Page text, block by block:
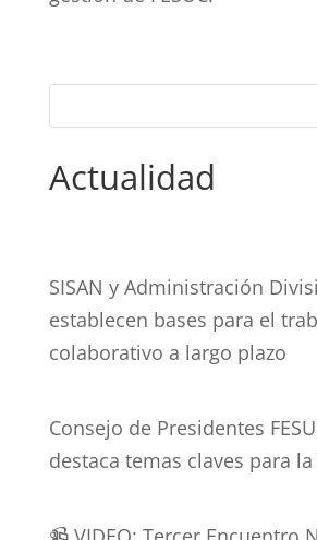
Actualidad
SISAN y Administración
establecen bases para el
colaborativo a largo plazo
Consejo de Presidentes
destaca temas claves para